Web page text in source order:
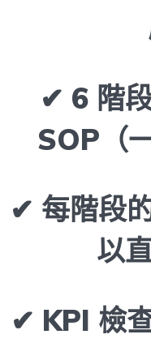
✔ 6 階
SOP（
✔ 每階段
以
✔ KPI 檢